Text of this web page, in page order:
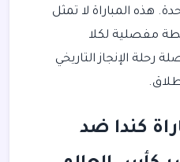
هذه المباراة لا تمثل
مفصلية لكلا
رحلة الإنجاز التاريخي
مباراة كندا ضد